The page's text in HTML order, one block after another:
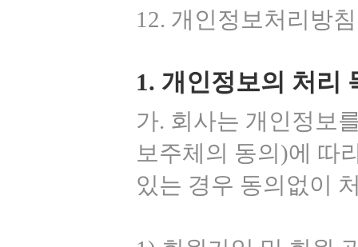
12. 개인정보처리방
1. 개인정보의 처리
가. 회사는 개인정보
보주체의 동의)에 따
있는 경우 동의없이